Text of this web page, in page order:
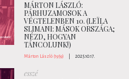
MÁRTON LÁSZLÓ:
PÁRHUZAMOSOK A
VÉGTELENBEN 10. (LEÏLA
SLIMANI: MÁSOK ORSZÁGA;
NÉZD, HOGYAN
TÁNCOLUNK!)
Márton László (1959) 2025.10.17.
esszé